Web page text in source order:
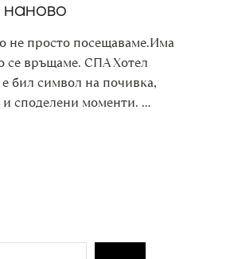
наново
не просто посещаваме.Има
се връщаме. СПА Хотел
е бил символ на почивка,
споделени моменти. …